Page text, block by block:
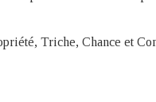
Triche, Chance et